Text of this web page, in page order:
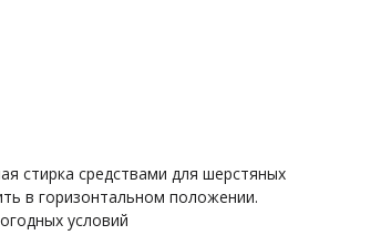
стирка средствами для шерстяных
в горизонтальном положении.
условий